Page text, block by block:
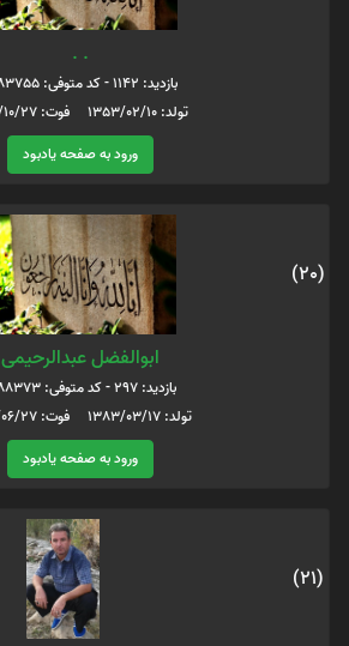
. .
بازدید: 1142 - کد متوفی: 6183755
تولد: 1353/02/10 فوت: 1400/10/27
ورود به صفحه یادبود
(20)
ابوالفضل عبدالرحیمی
بازدید: 297 - کد متوفی: 6188373
تولد: 1383/03/17 فوت: 1400/06/27
ورود به صفحه یادبود
(21)